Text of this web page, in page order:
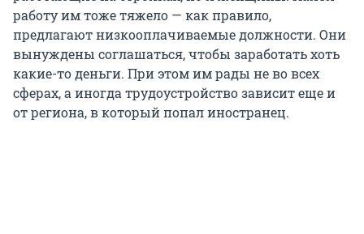
работу им тоже тяжело — как правило,
предлагают низкооплачиваемые должности. Они
вынуждены соглашаться, чтобы заработать хоть
какие-то деньги. При этом им рады не во всех
сферах, а иногда трудоустройство зависит еще и
от региона, в который попал иностранец.